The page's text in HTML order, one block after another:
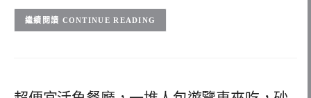
CONTINUE READING